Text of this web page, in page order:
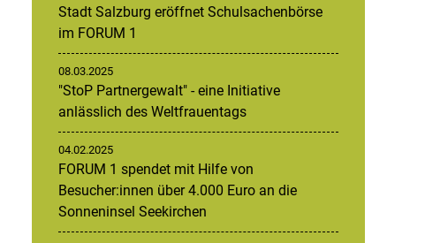
Stadt Salzburg eröffnet Schulsachenbörse
im FORUM 1
08.03.2025
"StoP Partnergewalt" - eine Initiative
anlässlich des Weltfrauentags
04.02.2025
FORUM 1 spendet mit Hilfe von
Besucher:innen über 4.000 Euro an die
Sonneninsel Seekirchen